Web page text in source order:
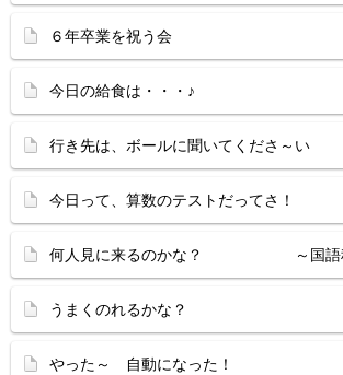
６年卒業を祝う会
今日の給食は・・・♪
行き先は、ボールに聞いてくださ～い
今日って、算数のテストだってさ！
何人見に来るのかな？ ～国語科
うまくのれるかな？
やった～ 自動になった！